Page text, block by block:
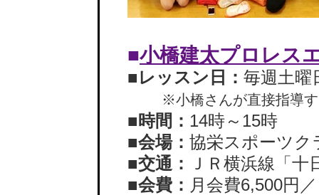
■小橋建太プロレス
■レッスン日： 毎週土曜
※小橋さんが直接指導
■時間： 14時～15時
■会場： 協栄スポーツク
■交通：
ＪＲ横浜線「十
■会費： 月会費6,500円